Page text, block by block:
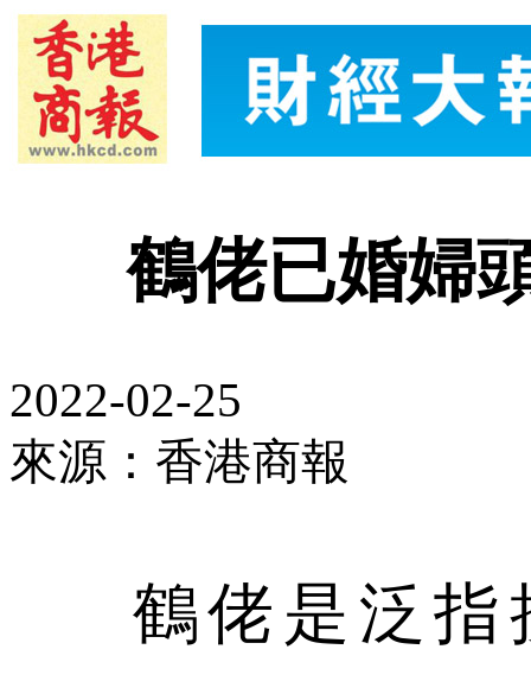
鶴佬已婚婦
2022-02-25
來源：香港商報
鶴佬是泛指